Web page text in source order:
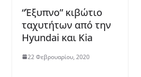
“Έξυπνο” κιβώτιο
ταχυτήτων από την
Hyundai και Kia
22 Φεβρουαρίου, 2020